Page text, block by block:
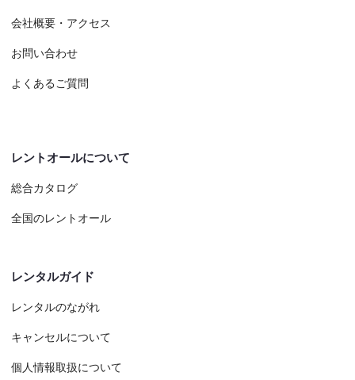
会社概要・アクセス
お問い合わせ
よくあるご質問
レントオールについて
総合カタログ
全国のレントオール
レンタルガイド
レンタルのながれ
キャンセルについて
個人情報取扱について